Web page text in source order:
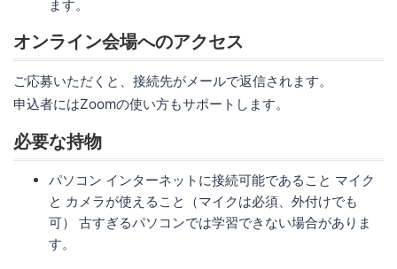
ます。
オンライン会場へのアクセス
ご応募いただくと、接続先がメールで返信されます。
申込者にはZoomの使い方もサポートします。
必要な持物
パソコン インターネットに接続可能であること マイク
と カメラが使えること（マイクは必須、外付けでも
可） 古すぎるパソコンでは学習できない場合がありま
す。